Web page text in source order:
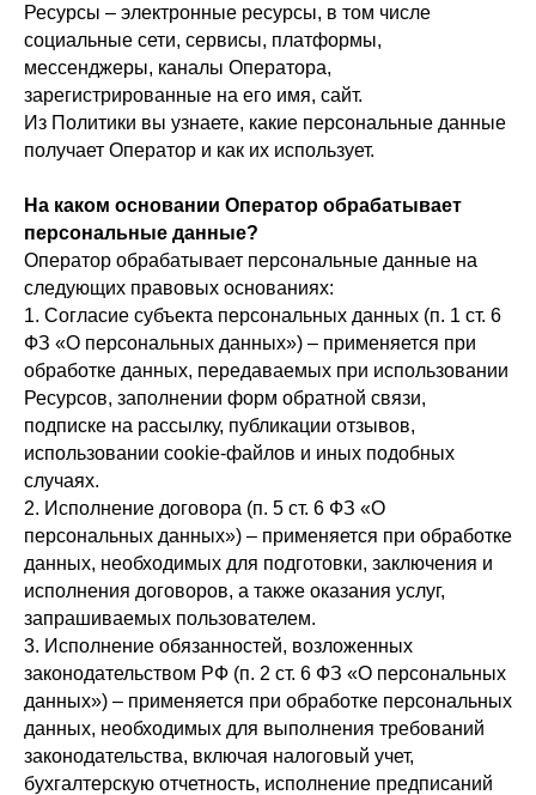
Ресурсы – электронные ресурсы, в том числе
социальные сети, сервисы, платформы,
мессенджеры, каналы Оператора,
зарегистрированные на его имя, сайт.
Из Политики вы узнаете, какие персональные данные
получает Оператор и как их использует.
На каком основании Оператор обрабатывает
персональные данные?
Оператор обрабатывает персональные данные на
следующих правовых основаниях:
1. Согласие субъекта персональных данных (п. 1 ст. 6
ФЗ «О персональных данных») – применяется при
обработке данных, передаваемых при использовании
Ресурсов, заполнении форм обратной связи,
подписке на рассылку, публикации отзывов,
использовании cookie-файлов и иных подобных
случаях.
2. Исполнение договора (п. 5 ст. 6 ФЗ «О
персональных данных») – применяется при обработке
данных, необходимых для подготовки, заключения и
исполнения договоров, а также оказания услуг,
запрашиваемых пользователем.
3. Исполнение обязанностей, возложенных
законодательством РФ (п. 2 ст. 6 ФЗ «О персональных
данных») – применяется при обработке персональных
данных, необходимых для выполнения требований
законодательства, включая налоговый учет,
бухгалтерскую отчетность, исполнение предписаний